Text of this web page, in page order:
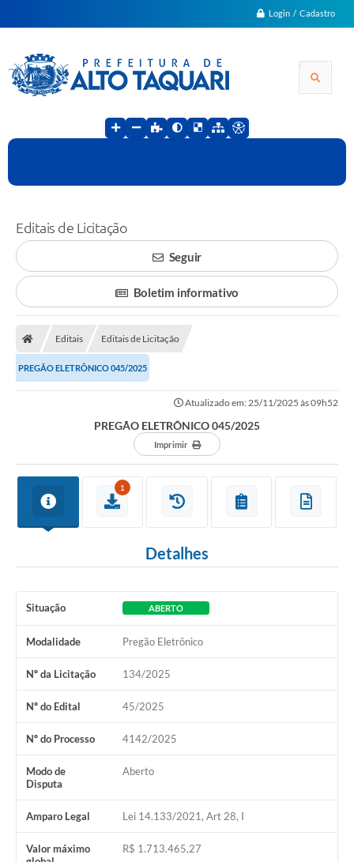
Login / Cadastro
Editais de Licitação
Seguir
Boletim informativo
Editais Editais de Licitação
PREGÃO ELETRÔNICO 045/2025
Atualizado em: 25/11/2025 às 09h52
PREGÃO ELETRÔNICO 045/2025
Imprimir
1
Detalhes
Situação ABERTO
Modalidade Pregão Eletrônico
Nº da Licitação 134/2025
Nº do Edital 45/2025
Nº do Processo 4142/2025
Modo de
Disputa
Aberto
Amparo Legal Lei 14.133/2021, Art 28, I
Valor máximo
R$ 1.713.465,27